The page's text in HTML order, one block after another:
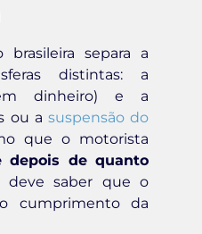
separa a
distintas: a
dinheiro) e a
ou a suspensão do
que o motorista
depois de quanto
deve saber que o
cumprimento da